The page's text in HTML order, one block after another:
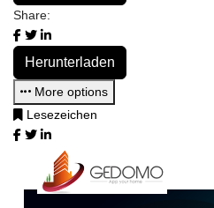
Share:
Herunterladen
More options
Lesezeichen